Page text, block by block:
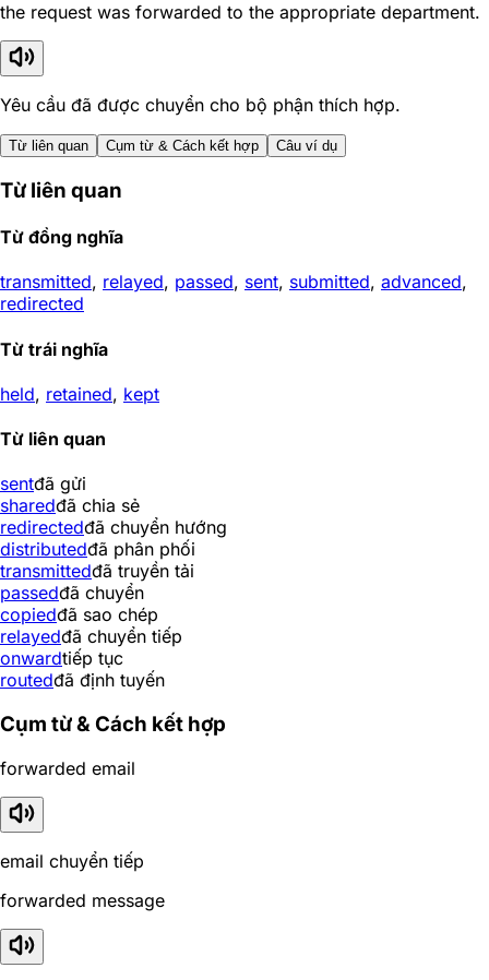
the request was forwarded to the appropriate department.
Yêu cầu đã được chuyển cho bộ phận thích hợp.
Từ liên quan Cụm từ & Cách kết hợp Câu ví dụ
Từ liên quan
Từ đồng nghĩa
transmitted, relayed, passed, sent, submitted, advanced,
redirected
Từ trái nghĩa
held, retained, kept
Từ liên quan
sentđã gửi
sharedđã chia sẻ
redirectedđã chuyển hướng
distributedđã phân phối
transmittedđã truyền tải
passedđã chuyển
copiedđã sao chép
relayedđã chuyển tiếp
onwardtiếp tục
routedđã định tuyến
Cụm từ & Cách kết hợp
forwarded email
email chuyển tiếp
forwarded message